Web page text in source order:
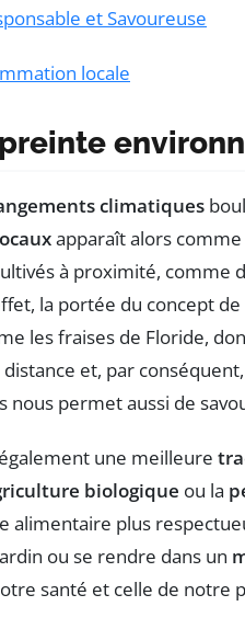
et Savoureuse
locale
climatiques
apparaît alors
à proximité, comme
la portée du concept de
les fraises de Floride,
et, par
nous permet aussi de
une meilleure
biologique ou la
alimentaire plus
ou se rendre dans un
santé et celle de notre